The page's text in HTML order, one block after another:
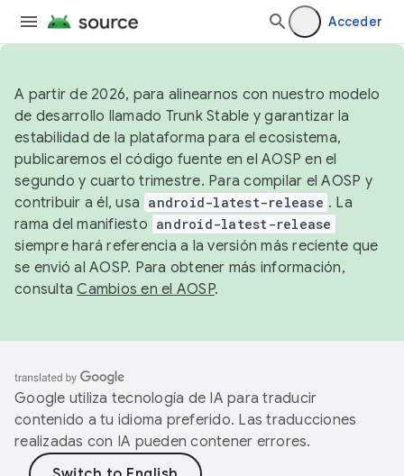
Acceder
A partir de 2026, para alinearnos con nuestro modelo
de desarrollo llamado Trunk Stable y garantizar la
estabilidad de la plataforma para el ecosistema,
publicaremos el código fuente en el AOSP en el
segundo y cuarto trimestre. Para compilar el AOSP y
contribuir a él, usa android-latest-release . La
rama del manifiesto android-latest-release
siempre hará referencia a la versión más reciente que
se envió al AOSP. Para obtener más información,
consultaCambios en el AOSP.
Google utiliza tecnología de IA para traducir
contenido a tu idioma preferido. Las traducciones
realizadas con IA pueden contener errores.